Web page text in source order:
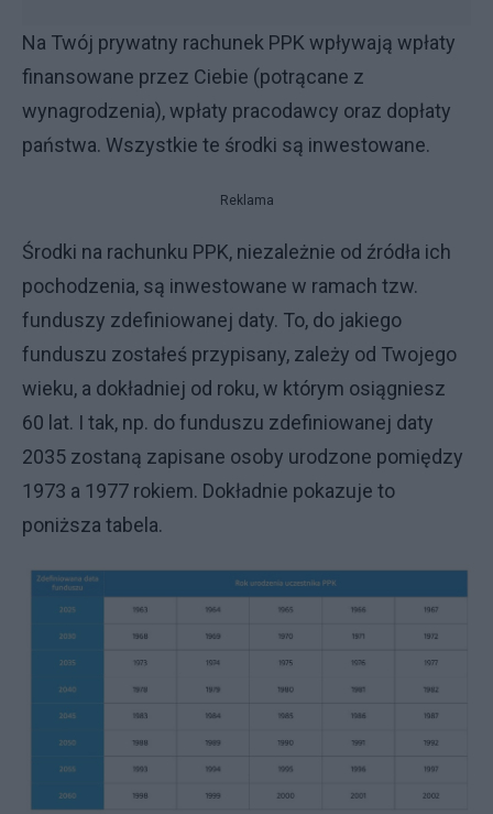
Na Twój prywatny rachunek PPK wpływają wpłaty
finansowane przez Ciebie (potrącane z
wynagrodzenia), wpłaty pracodawcy oraz dopłaty
państwa. Wszystkie te środki są inwestowane.
Reklama
Środki na rachunku PPK, niezależnie od źródła ich
pochodzenia, są inwestowane w ramach tzw.
funduszy zdefiniowanej daty. To, do jakiego
funduszu zostałeś przypisany, zależy od Twojego
wieku, a dokładniej od roku, w którym osiągniesz
60 lat. I tak, np. do funduszu zdefiniowanej daty
2035 zostaną zapisane osoby urodzone pomiędzy
1973 a 1977 rokiem. Dokładnie pokazuje to
poniższa tabela.